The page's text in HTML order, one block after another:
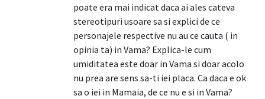
poate era mai indicat daca ai ales cateva
stereotipuri usoare sa si explici de ce
personajele respective nu au ce cauta ( in
opinia ta) in Vama? Explica-le cum
umiditatea este doar in Vama si doar acolo
nu prea are sens sa-ti iei placa. Ca daca e ok
sa o iei in Mamaia, de ce nu e si in Vama?